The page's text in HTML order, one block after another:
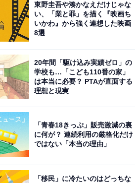
になっているのは、マンゴー、バ
スジュース。そこにミルクと氷が
。
らに真っ赤なチェリーがトッピン
東野圭吾や湊かなえだけじゃな
い、「業と罪」を描く『映画ち
いかわ』から強く連想した映画
8選
20年間「駆け込み実績ゼロ」の
学校も…「こども110番の家」
は本当に必要？ PTAが直面する
理想と現実
「青春18きっぷ」販売激減の裏
に何が？ 連続利用の厳格化だけ
ではない「本当の理由」
「移民」に冷たいのはどっちな